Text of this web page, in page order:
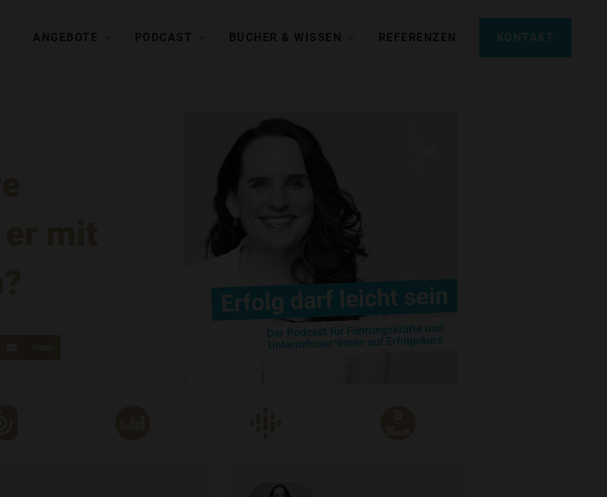
ANGEBOTE PODCAST BÜCHER & WISSEN REFERENZEN KONTAKT